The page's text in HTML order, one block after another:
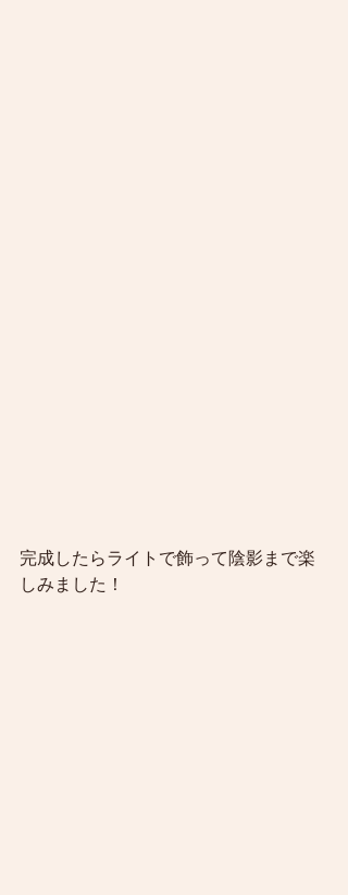
完成したらライトで飾って陰影まで楽
しみました！